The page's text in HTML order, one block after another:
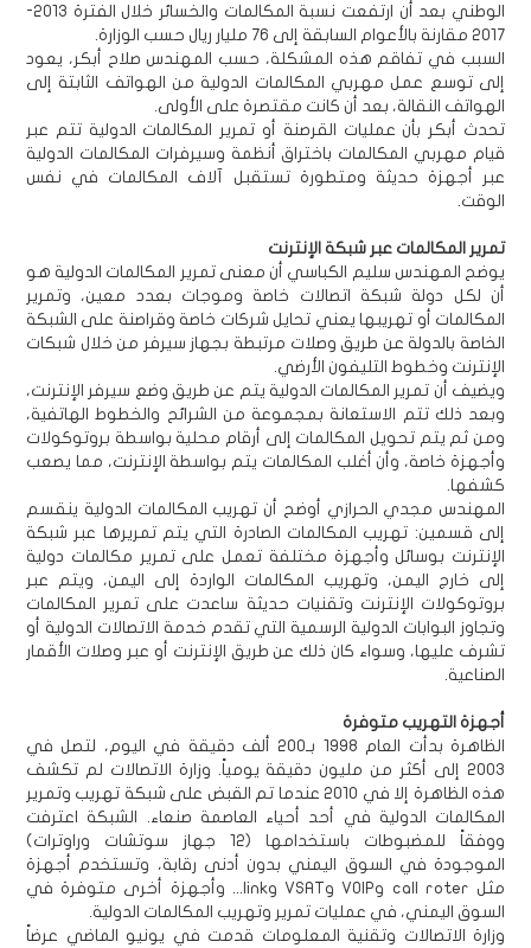
الوطني بعد أن ارتفعت نسبة المكالمات والخسائر خلال الفترة 2013-
2017 مقارنة بالأعوام السابقة إلى 76 مليار ريال حسب الوزارة.
السبب في تفاقم هذه المشكلة، حسب المهندس صلاح أبكر، يعود
إلى توسع عمل مهربي المكالمات الدولية من الهواتف الثابتة إلى
الهواتف النقالة، بعد أن كانت مقتصرة على الأولى.
تحدث أبكر بأن عمليات القرصنة أو تمرير المكالمات الدولية تتم عبر
قيام مهربي المكالمات باختراق أنظمة وسيرفرات المكالمات الدولية
عبر أجهزة حديثة ومتطورة تستقبل آلاف المكالمات في نفس
الوقت.
تمرير المكالمات عبر شبكة الإنترنت
يوضح المهندس سليم الكباسي أن معنى تمرير المكالمات الدولية هو
أن لكل دولة شبكة اتصالات خاصة وموجات بعدد معين، وتمرير
المكالمات أو تهريبها يعني تحايل شركات خاصة وقراصنة على الشبكة
الخاصة بالدولة عن طريق وصلات مرتبطة بجهاز سيرفر من خلال شبكات
الإنترنت وخطوط التليفون الأرضي.
ويضيف أن تمرير المكالمات الدولية يتم عن طريق وضع سيرفر الإنترنت،
وبعد ذلك تتم الاستعانة بمجموعة من الشرائح والخطوط الهاتفية،
ومن ثم يتم تحويل المكالمات إلى أرقام محلية بواسطة بروتوكولات
وأجهزة خاصة، وأن أغلب المكالمات يتم بواسطة الإنترنت، مما يصعب
كشفها.
المهندس مجدي الحرازي أوضح أن تهريب المكالمات الدولية ينقسم
إلى قسمين: تهريب المكالمات الصادرة التي يتم تمريرها عبر شبكة
الإنترنت بوسائل وأجهزة مختلفة تعمل على تمرير مكالمات دولية
إلى خارج اليمن، وتهريب المكالمات الواردة إلى اليمن، ويتم عبر
بروتوكولات الإنترنت وتقنيات حديثة ساعدت على تمرير المكالمات
وتجاوز البوابات الدولية الرسمية التي تقدم خدمة الاتصالات الدولية أو
تشرف عليها، وسواء كان ذلك عن طريق الإنترنت أو عبر وصلات الأقمار
الصناعية.
أجهزة التهريب متوفرة
الظاهرة بدأت العام 1998 بـ200 ألف دقيقة في اليوم، لتصل في
2003 إلى أكثر من مليون دقيقة يومياً. وزارة الاتصالات لم تكشف
هذه الظاهرة إلا في 2010 عندما تم القبض على شبكة تهريب وتمرير
المكالمات الدولية في أحد أحياء العاصمة صنعاء. الشبكة اعترفت
ووفقاً للمضبوطات باستخدامها (12 جهاز سوتشات وراوترات)
الموجودة في السوق اليمني بدون أدنى رقابة، وتستخدم أجهزة
مثل call roter وVOIP وVSAT وlink... وأجهزة أخرى متوفرة في
السوق اليمني، في عمليات تمرير وتهريب المكالمات الدولية.
وزارة الاتصالات وتقنية المعلومات قدمت في يونيو الماضي عرضاً